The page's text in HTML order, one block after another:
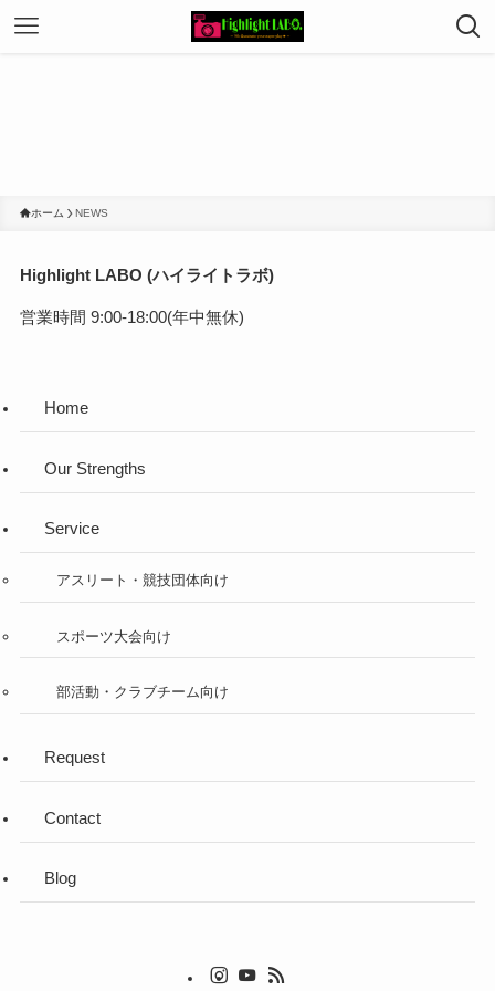
ホーム NEWS
Highlight LABO (ハイライトラボ)
営業時間 9:00-18:00(年中無休)
Home
Our Strengths
Service
アスリート・競技団体向け
スポーツ大会向け
部活動・クラブチーム向け
Request
Contact
Blog